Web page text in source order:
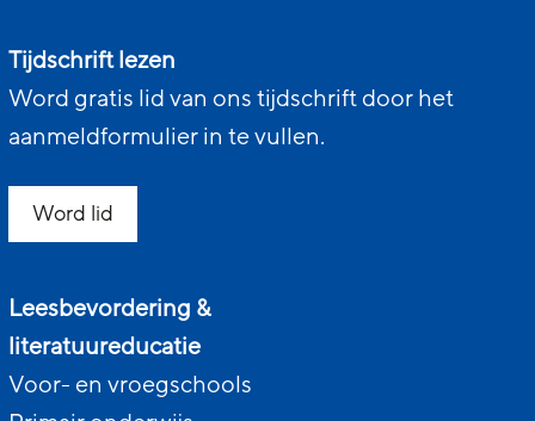
Tijdschrift lezen
Word gratis lid van ons tijdschrift door het
aanmeldformulier in te vullen.
Word lid
Leesbevordering &
literatuureducatie
Voor- en vroegschools